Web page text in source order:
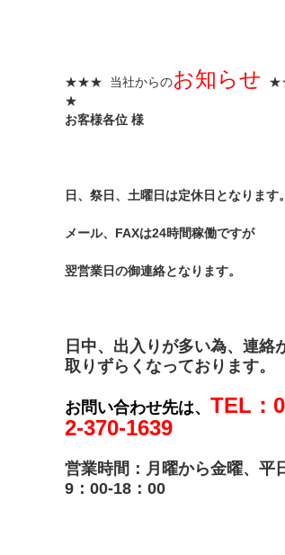
★★★ 当社からのお知らせ
★
お客様各位 様
日、祭日、土曜日は定休日となります。
メール、FAXは24時間稼働ですが
翌営業日の御連絡となります。
日中、出入りが多い為、連絡
取りずらくなっております。
お問い合わせ先は、 TEL：
2-370-1639
営業時間：月曜から金曜、平
9：00-18：00